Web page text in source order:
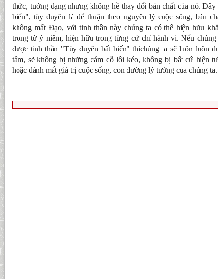
thức, tướng dạng nhưng không hề thay đổi bản chất của nó.
biến", tùy duyên là để thuận theo nguyên lý cuộc sống, bản
không mất Đạo, với tinh thần này chúng ta có thể hiện hữu
trong từ ý niệm, hiện hữu trong từng cử chỉ hành vi. Nếu chúng
được tinh thần "Tùy duyên bất biến" thìchúng ta sẽ luôn luôn
tâm, sẽ không bị những cám dỗ lôi kéo, không bị bất cứ hiện
hoặc đánh mất giá trị cuộc sống, con đường lý tưởng của chúng